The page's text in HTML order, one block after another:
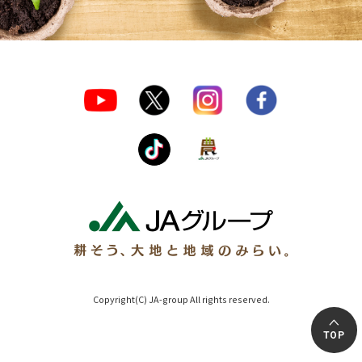
Copyright(C) JA-group All rights reserved.
TOP